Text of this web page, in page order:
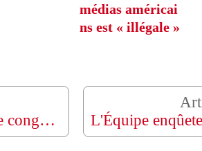
médias américai
ns est « illégale »
Le plus beau mariage congolais du siècle à Kintélé Brazzaville